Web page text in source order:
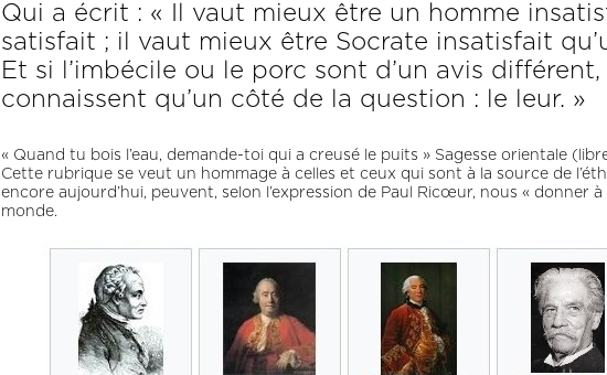
Qui a écrit : « Il vaut mieux être un homme
satisfait ; il vaut mieux être Socrate insatisfait
Et si l’imbécile ou le porc sont d’un avis différent,
connaissent qu’un côté de la question : le leur. »
« Quand tu bois l’eau, demande-toi qui a creusé le puits » Sagesse orientale
Cette rubrique se veut un hommage à celles et ceux qui sont à la source de
encore aujourd’hui, peuvent, selon l’expression de Paul Ricœur, nous « donner
monde.